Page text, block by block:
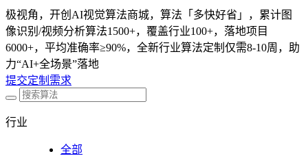
极视角，开创AI视觉算法商城，算法「多快好省」，累计图
像识别/视频分析算法1500+，覆盖行业100+，落地项目
6000+，平均准确率≥90%，全新行业算法定制仅需8-10周，助
力“AI+全场景”落地
提交定制需求
行业
全部